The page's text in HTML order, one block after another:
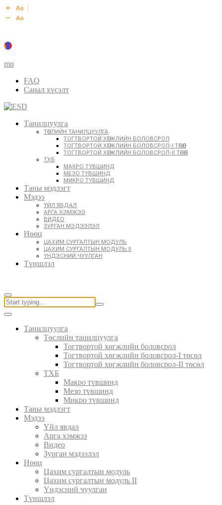
mn
FAQ
Санал хүсэлт
Танилцуулга
ТӨСЛИЙН ТАНИЛЦУУЛГА
ТОГТВОРТОЙ ХӨГЖЛИЙН БОЛОВСРОЛ
ТОГТВОРТОЙ ХӨГЖЛИЙН БОЛОВСРОЛ-I ТӨСӨЛ
ТОГТВОРТОЙ ХӨГЖЛИЙН БОЛОВСРОЛ-II ТӨСӨЛ
ТХБ
МАКРО ТҮВШИНД
МЕЗО ТҮВШИНД
МИКРО ТҮВШИНД
Таны мэдлэгт
Мэдээ
ҮЙЛ ЯВДАЛ
АРГА ХЭМЖЭЭ
ВИДЕО
ЗУРГАН МЭДЭЭЛЭЛ
Нөөц
ЦАХИМ СУРГАЛТЫН МОДУЛЬ
ЦАХИМ СУРГАЛТЫН МОДУЛЬ II
ҮНДЭСНИЙ ЧУУЛГАН
Түншлэл
Танилцуулга
Төслийн танилцуулга
Тогтвортой хөгжлийн боловсрол
Тогтвортой хөгжлийн боловсрол-I төсөл
Тогтвортой хөгжлийн боловсрол-II төсөл
ТХБ
Макро түвшинд
Мезо түвшинд
Микро түвшинд
Таны мэдлэгт
Мэдээ
Үйл явдал
Арга хэмжээ
Видео
Зурган мэдээлэл
Нөөц
Цахим сургалтын модуль
Цахим сургалтын модуль II
Үндэсний чуулган
Түншлэл